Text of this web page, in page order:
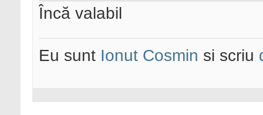
Încă valabil
Eu sunt Ionut Cosmin si scriu